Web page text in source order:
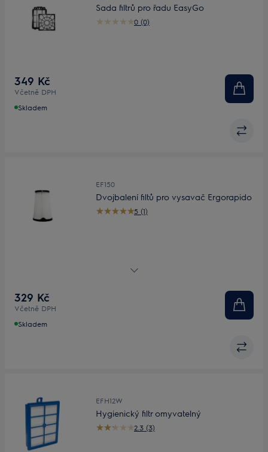
0 (0)
Sada filtrů pro řadu EasyGo
349 Kč
Včetně DPH
Skladem
EF150
5 (1)
Dvojbalení filtů pro vysavač Ergorapido
329 Kč
Včetně DPH
Skladem
EFH12W
2.3 (3)
Hygienický filtr omyvatelný